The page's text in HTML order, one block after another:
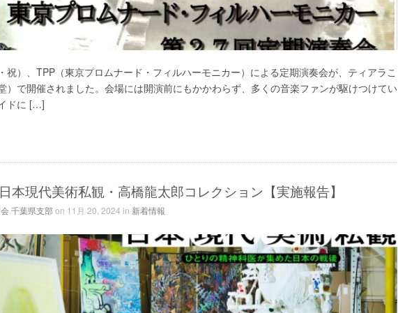
祝）、TPP（東京プロムナード・フィルハーモニカー）による定期演奏会が、ティアラこ
）で開催されました。会場には開演前にもかかわらず、多くの音楽ファンが駆けつけてい
ドに […]
現代美術私観・高橋龍太郎コレクション【実施報告】
千葉県支部on 11月 20, 2024 in 新着情報